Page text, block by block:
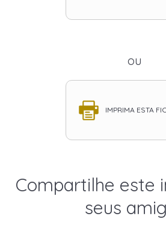
ou
IMPRIMA ESTA
Compartilhe este
seus